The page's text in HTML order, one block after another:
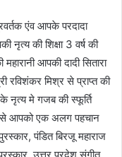
एंव आपके परदादा
की शिक्षा 3 वर्ष की
आपकी दादी सितारा
रविशंकर मिश्र से प्राप्त की
नृत्य मे गजब की स्फूर्ति
आपको एक अलग पहचान
पंडित बिरजू महाराज